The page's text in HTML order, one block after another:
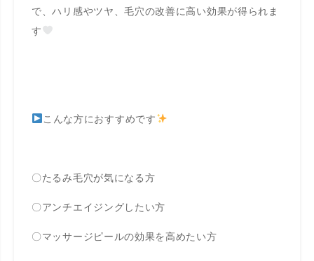
で、ハリ感やツヤ、毛穴の改善に高い効果が得られま
す
こんな方におすすめです
〇たるみ毛穴が気になる方
〇アンチエイジングしたい方
〇マッサージピールの効果を高めたい方